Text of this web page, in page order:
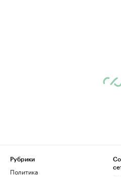
Рубрики
Политика